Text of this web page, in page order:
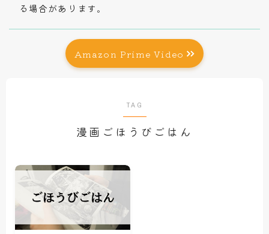
る場合があります。
Amazon Prime Video
TAG
漫画ごほうびごはん